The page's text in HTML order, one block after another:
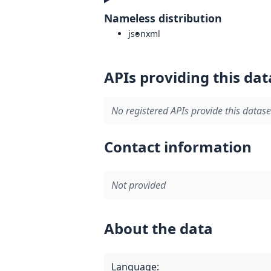
Nameless distribution
jsonxml
APIs providing this
No registered APIs provide this
Contact information
Not provided
About the data
Language: